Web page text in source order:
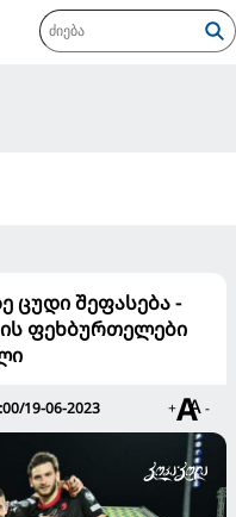
ცუდი შეფასება -
ფეხბურთელები
19-06-2023 + -